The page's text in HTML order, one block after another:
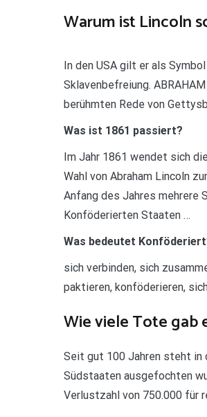
Warum ist Lincoln
In den USA gilt er als
Sklavenbefreiung.
berühmten Rede von
Was ist 1861 passiert?
Im Jahr 1861 wendet sich
Wahl von Abraham Lincoln
Anfang des Jahres mehrere
Konföderierten Staaten …
Was bedeutet
sich verbinden, sich
paktieren, konföderieren,
Wie viele Tote gab
Seit gut 100 Jahren steht in
Südstaaten ausgefochten
Verlustzahl von 750.000 für